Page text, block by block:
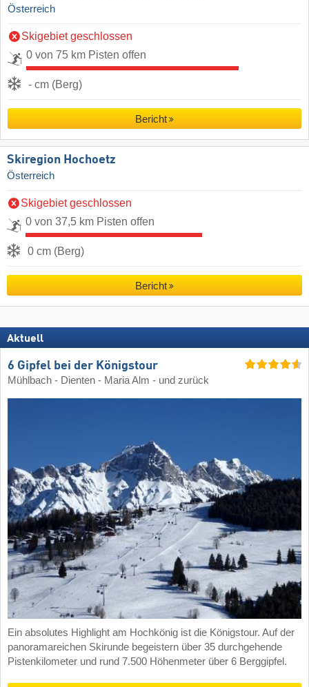
Österreich
Skigebiet geschlossen
0 von 75 km Pisten offen
- cm (Berg)
Bericht
Skiregion Hochoetz
Österreich
Skigebiet geschlossen
0 von 37,5 km Pisten offen
0 cm (Berg)
Bericht
Aktuell
6 Gipfel bei der Königstour
Mühlbach - Dienten - Maria Alm - und zurück
Ein absolutes Highlight am Hochkönig ist die Königstour. Auf der
panoramareichen Skirunde begeistern über 35 durchgehende
Pistenkilometer und rund 7.500 Höhenmeter über 6 Berggipfel.